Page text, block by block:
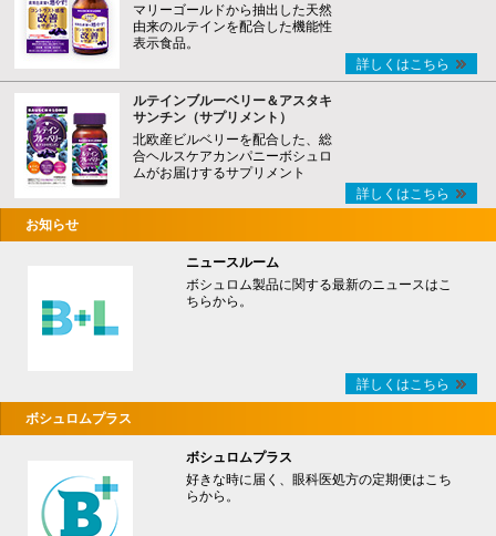
マリーゴールドから抽出した天然
由来のルテインを配合した機能性
表示食品。
詳しくはこちら
ルテインブルーベリー＆アスタキ
サンチン（サプリメント）
北欧産ビルベリーを配合した、総
合ヘルスケアカンパニーボシュロ
ムがお届けするサプリメント
詳しくはこちら
お知らせ
ニュースルーム
ボシュロム製品に関する最新のニュースはこ
ちらから。
詳しくはこちら
ボシュロムプラス
ボシュロムプラス
好きな時に届く、眼科医処方の定期便はこち
らから。